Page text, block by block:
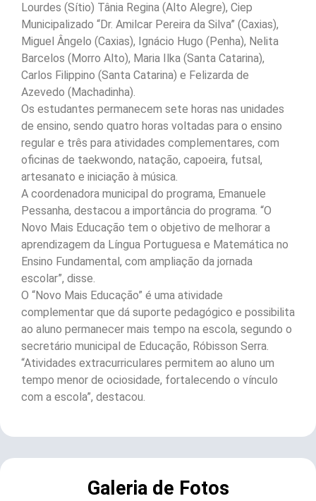
Lourdes (Sítio) Tânia Regina (Alto Alegre), Ciep
Municipalizado “Dr. Amilcar Pereira da Silva” (Caxias),
Miguel Ângelo (Caxias), Ignácio Hugo (Penha), Nelita
Barcelos (Morro Alto), Maria Ilka (Santa Catarina),
Carlos Filippino (Santa Catarina) e Felizarda de
Azevedo (Machadinha).
Os estudantes permanecem sete horas nas unidades
de ensino, sendo quatro horas voltadas para o ensino
regular e três para atividades complementares, com
oficinas de taekwondo, natação, capoeira, futsal,
artesanato e iniciação à música.
A coordenadora municipal do programa, Emanuele
Pessanha, destacou a importância do programa. “O
Novo Mais Educação tem o objetivo de melhorar a
aprendizagem da Língua Portuguesa e Matemática no
Ensino Fundamental, com ampliação da jornada
escolar”, disse.
O “Novo Mais Educação” é uma atividade
complementar que dá suporte pedagógico e possibilita
ao aluno permanecer mais tempo na escola, segundo o
secretário municipal de Educação, Róbisson Serra.
“Atividades extracurriculares permitem ao aluno um
tempo menor de ociosidade, fortalecendo o vínculo
com a escola”, destacou.
Galeria de Fotos